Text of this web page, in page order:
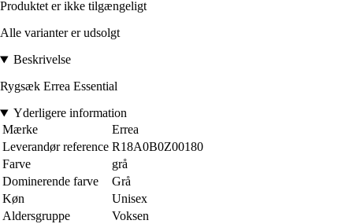
Produktet er ikke tilgængeligt
Alle varianter er udsolgt
Beskrivelse
Rygsæk Errea Essential
Yderligere information
Mærke
Errea
Leverandør reference R18A0B0Z00180
Farve
grå
Dominerende farve
Grå
Køn
Unisex
Aldersgruppe
Voksen